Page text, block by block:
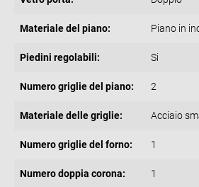
Materiale del piano: Piano in
Piedini regolabili: Si
Numero griglie del piano: 2
Materiale delle griglie: Acciaio
Numero griglie del forno: 1
Numero doppia corona: 1